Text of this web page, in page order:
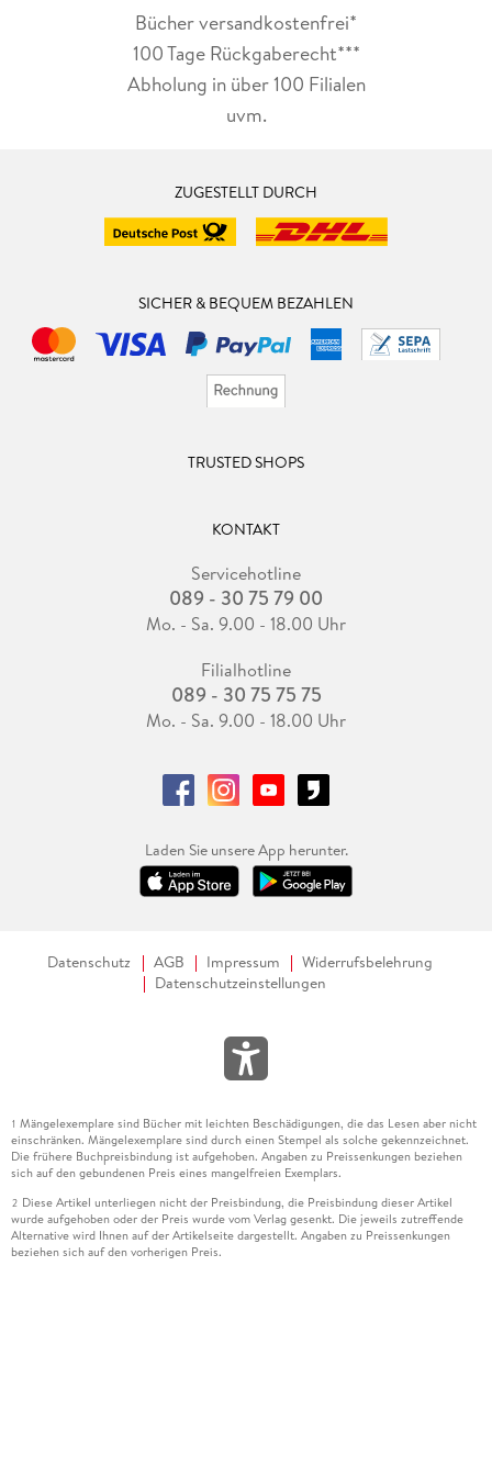
Bücher versandkostenfrei*
100 Tage Rückgaberecht***
Abholung in über 100 Filialen
uvm.
ZUGESTELLT DURCH
SICHER & BEQUEM BEZAHLEN
TRUSTED SHOPS
KONTAKT
Servicehotline
089 - 30 75 79 00
Mo. - Sa. 9.00 - 18.00 Uhr
Filialhotline
089 - 30 75 75 75
Mo. - Sa. 9.00 - 18.00 Uhr
Laden Sie unsere App herunter.
Datenschutz AGB Impressum
Widerrufsbelehrung
Datenschutzeinstellungen
1 Mängelexemplare sind Bücher mit leichten Beschädigungen, die das Lesen aber nicht
einschränken. Mängelexemplare sind durch einen Stempel als solche gekennzeichnet.
Die frühere Buchpreisbindung ist aufgehoben. Angaben zu Preissenkungen beziehen
sich auf den gebundenen Preis eines mangelfreien Exemplars.
2 Diese Artikel unterliegen nicht der Preisbindung, die Preisbindung dieser Artikel
wurde aufgehoben oder der Preis wurde vom Verlag gesenkt. Die jeweils zutreffende
Alternative wird Ihnen auf der Artikelseite dargestellt. Angaben zu Preissenkungen
beziehen sich auf den vorherigen Preis.